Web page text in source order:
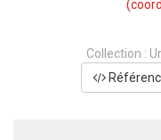
Collection :